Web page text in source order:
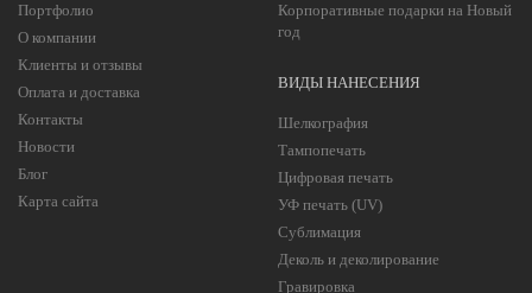
Портфолио
О компании
Клиенты и отзывы
Оплата и доставка
Контакты
Новости
Блог
Карта сайта
Корпоративные подарки на Новый
год
ВИДЫ НАНЕСЕНИЯ
Шелкография
Тампопечать
Цифровая печать
УФ печать (UV)
Сублимация
Деколь и деколирование
Гравировка